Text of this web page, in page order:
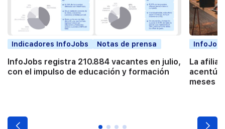
Indicadores InfoJobs Notas de prensa
InfoJobs registra 210.884 vacantes en julio,
con el impulso de educación y formación
La
acentúa
meses